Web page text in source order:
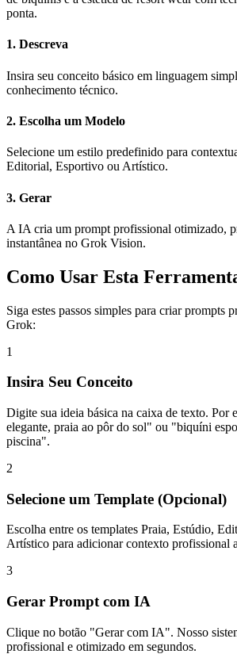
ponta.
1. Descreva
Insira seu conceito básico em linguagem
conhecimento técnico.
2. Escolha um Modelo
Selecione um estilo predefinido para
Editorial, Esportivo ou Artístico.
3. Gerar
A IA cria um prompt profissional otimizado,
instantânea no Grok Vision.
Como Usar Esta
Siga estes passos simples para criar prompts
Grok:
1
Insira Seu Conceito
Digite sua ideia básica na caixa de texto. Por
elegante, praia ao pôr do sol" ou "biquíni
piscina".
2
Selecione um Template (Opcional)
Escolha entre os templates Praia, Estúdio,
Artístico para adicionar contexto profissional
3
Gerar Prompt com IA
Clique no botão "Gerar com IA". Nosso
profissional e otimizado em segundos.